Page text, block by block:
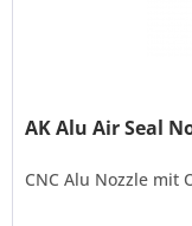
AK Alu Air Seal
CNC Alu Nozzle mit